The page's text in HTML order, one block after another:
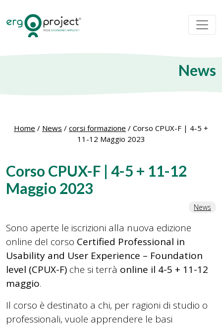
News
Home / News / corsi formazione / Corso CPUX-F | 4-5 +
11-12 Maggio 2023
Corso CPUX-F | 4-5 + 11-12
Maggio 2023
News
Sono aperte le iscrizioni alla nuova edizione
online deI corso Certified Professional in
Usability and User Experience – Foundation
level (CPUX-F) che si terrà online il 4-5 + 11-12
maggio.
Il corso è destinato a chi, per ragioni di studio o
professionali, vuole apprendere le basi